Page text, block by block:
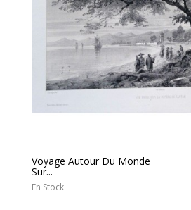
Voyage Autour Du Monde
Sur...
En Stock